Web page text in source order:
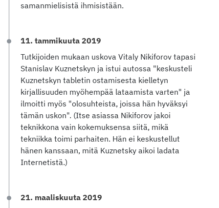
samanmielisistä ihmisistään.
11. tammikuuta 2019
Tutkijoiden mukaan uskova Vitaly Nikiforov tapasi
Stanislav Kuznetskyn ja istui autossa "keskusteli
Kuznetskyn tabletin ostamisesta kielletyn
kirjallisuuden myöhempää lataamista varten" ja
ilmoitti myös "olosuhteista, joissa hän hyväksyi
tämän uskon". (Itse asiassa Nikiforov jakoi
teknikkona vain kokemuksensa siitä, mikä
tekniikka toimi parhaiten. Hän ei keskustellut
hänen kanssaan, mitä Kuznetsky aikoi ladata
Internetistä.)
21. maaliskuuta 2019